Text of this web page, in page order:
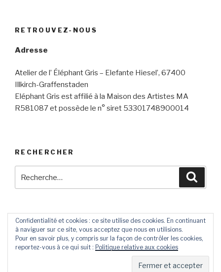
RETROUVEZ-NOUS
Adresse
Atelier de l’ Éléphant Gris – Elefante Hiesel’, 67400
Illkirch-Graffenstaden
Eléphant Gris est affilié à la Maison des Artistes MA
R581087 et possède le n° siret 53301748900014
RECHERCHER
pour
ContactLivre
D’Or
Confidentialité et cookies : ce site utilise des cookies. En continuant
à naviguer sur ce site, vous acceptez que nous en utilisions.
Pour en savoir plus, y compris sur la façon de contrôler les cookies,
reportez-vous à ce qui suit : Politique relative aux cookies